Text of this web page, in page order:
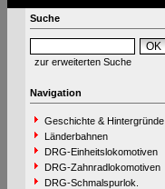
Suche
zur erweiterten Suche
Navigation
Geschichte & Hintergründe
Länderbahnen
DRG-Einheitslokomotiven
DRG-Zahnradlokomotiven
DRG-Schmalspurlok.